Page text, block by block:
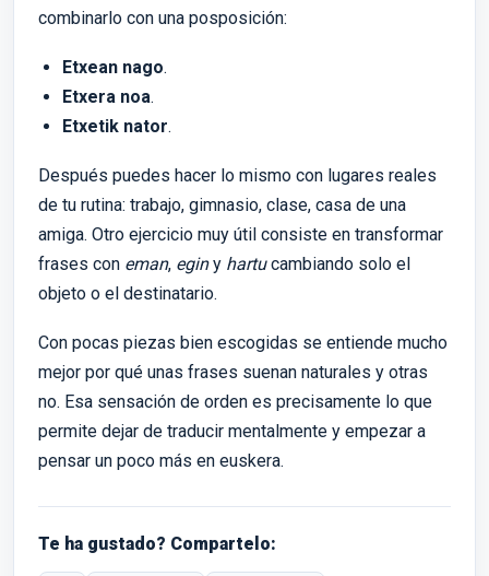
combinarlo con una posposición:
Etxean nago.
Etxera noa.
Etxetik nator.
Después puedes hacer lo mismo con lugares reales
de tu rutina: trabajo, gimnasio, clase, casa de una
amiga. Otro ejercicio muy útil consiste en transformar
frases con eman, eginy hartucambiando solo el
objeto o el destinatario.
Con pocas piezas bien escogidas se entiende mucho
mejor por qué unas frases suenan naturales y otras
no. Esa sensación de orden es precisamente lo que
permite dejar de traducir mentalmente y empezar a
pensar un poco más en euskera.
Te ha gustado? Compartelo: